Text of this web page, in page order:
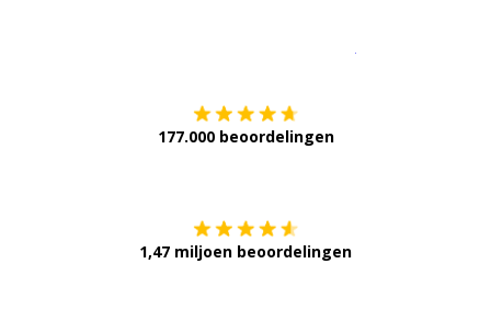
177.000 beoordelingen
1,47 miljoen beoordelingen